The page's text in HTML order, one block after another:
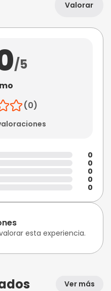
Valorar
/5
(0)
0
0
0
0
0
esta experiencia.
Ver más